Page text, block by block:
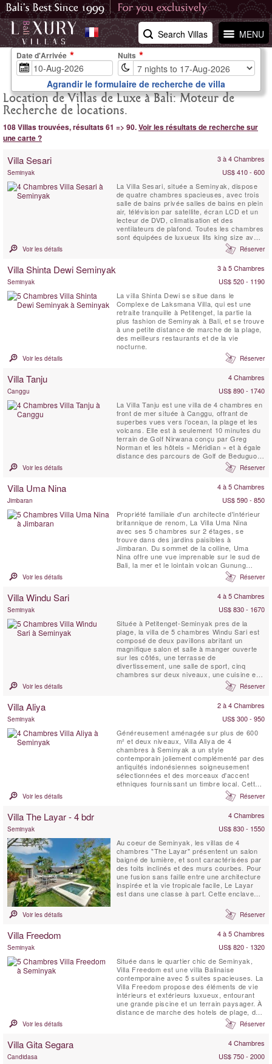
MENU
Search Villas
Location de Villas de Luxe à Bali: Moteur de
Recherche de locations.
108 Villas trouvées, résultats 61 => 90.Voir les résultats de recherche sur
une carte ?
Villa Sesari 3 à 4 Chambres
Seminyak
US$ 410 - 600
La Villa Sesari, située a Seminyak, dispose
de quatre chambres spacieuses, avec trois
salle de bains privée salles de bains en plein
air, télévision par satellite, écran LCD et un
lecteur de DVD, climatisation et des
ventilateurs de plafond. Toutes les chambres
sont équipées de luxueux lits king size avec
des moustiquaires, et sont décorées avec
goût, offrant de grands placards et vue sur
Voir les détails Réserver
Villa Shinta Dewi Seminyak 3 à 5 Chambres
Seminyak
US$ 520 - 1190
La villa Shinta Dewi se situe dans le
Complexe de Laksmana Villa, qui est une
retraite tranquille à Petitenget, la partie la
plus fashion de Seminyak à Bali, et se trouve
à une petite distance de marche de la plage,
des meilleurs restaurants et de la vie
nocturne.
Voir les détails Réserver
Villa Tanju 4 Chambres
Canggu
US$ 890 - 1740
La Villa Tanju est une villa de 4 chambres en
front de mer située à Canggu, offrant de
superbes vues vers l'ocean, la plage et les
volcans. Elle est à seulement 10 minutes du
terrain de Golf Nirwana conçu par Greg
Norman et les hôtels « Méridian » et à égale
distance des parcours de Golf de Beduguol
et Nusa Dua. Elle est dotée d'un grand jardin
de 2400 M2 parsemé de cocotiers et
Voir les détails Réserver
Villa Uma Nina 4 à 5 Chambres
Jimbaran
US$ 590 - 850
Propriété familiale d'un architecte d'intérieur
britannique de renom, La Villa Uma Nina
avec ses 5 chambres sur 2 étages, se
trouve dans des jardins paisibles à
Jimbaran. Du sommet de la colline, Uma
Nina offre une vue imprenable sur le sud de
Bali, la mer et le lointain volcan Gunung
Agung. Les matériaux naturels et le design
contemporain épuré s'harmonisent avec le
calmes, lumineux et spacieux. À l'extérieur,
Voir les détails Réserver
Villa Windu Sari 4 à 5 Chambres
Seminyak
US$ 830 - 1670
Située à Petitenget-Seminyak pres de la
plage, la villa de 5 chambres Windu Sari est
composé de deux pavillons abritant un
magnifique salon et salle à manger ouverte
sur les côtés, une terrasse de
divertissement, une salle de sport, cinq
chambres sur deux niveaux, une cuisine et
un service zone. La propriété est située
dans un ravissant jardin clos avec piscine.
Glenn Parker, aux intérieurs conçus par
Voir les détails Réserver
Villa Aliya 2 à 4 Chambres
Seminyak
US$ 300 - 950
Généreusement aménagée sur plus de 600
m² et deux niveaux, Villa Aliya de 4
chambres à Seminyak a un style
contemporain joliement complémenté par des
antiquités indonésiennes soigneusement
sélectionnées et des morceaux d'accent
ethniques fournissant un timbre local. Cette
villa de location a des espaces de vie fluides
et généreux qui ont été conçus pour attraper
Voir les détails Réserver
Villa The Layar - 4 bdr 4 Chambres
Seminyak
US$ 830 - 1550
Au coeur de Seminyak, les villas de 4
chambres "The Layar" présentent un salon
baigné de lumière, et sont caractérisées par
des toits inclinés et des murs courbes. Pour
une fusion sans faille entre une architecture
inspirée et la vie tropicale facile, Le Layar
est dans une classe à part. Cette enclave
comprend 23 villas, chaque ensemble dans
son propre sanctuaire de jardin très privé en
Voir les détails Réserver
Villa Freedom 4 à 5 Chambres
Seminyak
US$ 820 - 1320
Située dans le quartier chic de Seminyak,
Villa Freedom est une villa Balinaise
contemporaine avec 5 suites spacieuses. La
Villa Freedom propose des éléments de vie
intérieurs et extérieurs luxueux, entourant
une grande piscine et un terrain paysager. À
distance de marche des hotels de plage, des
restaurants, des boutiques et de la vie
nocturne les plus en vogue de Seminyak, la
normes australiennes pour convenir aux
Voir les détails Réserver
Villa Gita Segara 4 Chambres
Candidasa
US$ 750 - 2000
Date d'Arrivée Nuits
Agrandir le formulaire de recherche de villa